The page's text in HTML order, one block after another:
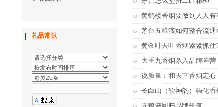
黄鹤楼香烟要做到人人有
茅台五粮液如何整合流通
黄金叶天叶香烟紧紧抓住
大重九香烟杀入品牌阵营
说质量：和天下香烟定心
长白山（软神韵）强化
礼品常识